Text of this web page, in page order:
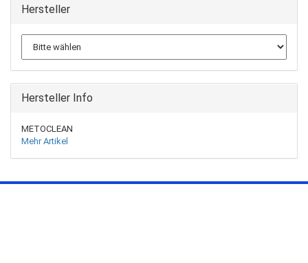
Hersteller
Hersteller Info
METOCLEAN
Mehr Artikel